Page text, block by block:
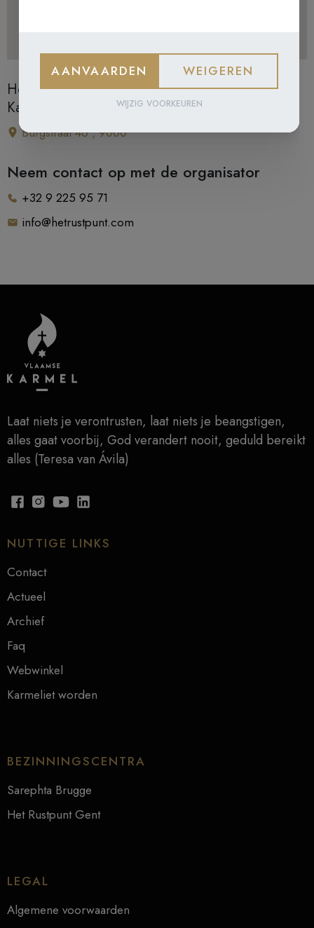
Het Rustpunt | Samenkomst aan de
Karmelietenkerk
Burgstraat 46 , 9000
Neem contact op met de organisator
+32 9 225 95 71
info@hetrustpunt.com
Laat niets je verontrusten, laat niets je beangstigen,
alles gaat voorbij, God verandert nooit, geduld bereikt
alles (Teresa van Ávila)
NUTTIGE LINKS
Contact
Actueel
Archief
Faq
Webwinkel
Karmeliet worden
BEZINNINGSCENTRA
Sarephta Brugge
Het Rustpunt Gent
LEGAL
Algemene voorwaarden
AANVAARDEN WEIGEREN
WIJZIG VOORKEUREN